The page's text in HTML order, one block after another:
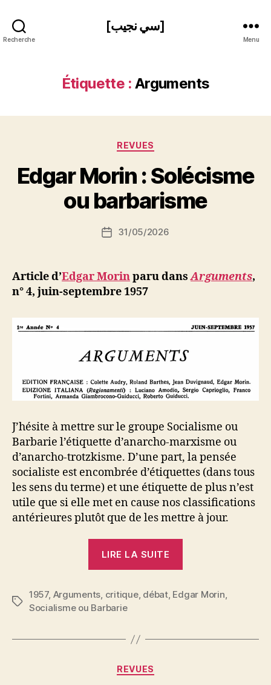
Recherche
[سي نجيب]
Menu
Étiquette : Arguments
Catégories
REVUES
Edgar Morin : Solécisme
ou barbarisme
Auteur
de
P
a
r
N
ji
Date31/05/2026
Article d’Edgar Morinparu dansArguments,
n° 4, juin-septembre 1957
J’hésite à mettre sur le groupe Socialisme ou
Barbarie l’étiquette d’anarcho-marxisme ou
d’anarcho-trotzkisme. D’une part, la pensée
socialiste est encombrée d’étiquettes (dans tous
les sens du terme) et une étiquette de plus n’est
utile que si elle met en cause nos classifications
antérieures plutôt que de les mettre à jour.
LIRE LA SUITE
Solécisme
Étiquettes
1957, Arguments, critique, débat, Edgar Morin,
Socialisme ou Barbarie
Catégories
REVUES